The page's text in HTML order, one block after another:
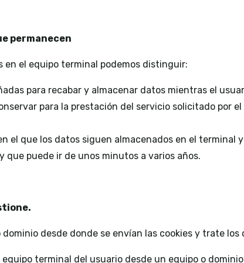
permanecen
en el equipo terminal podemos distinguir:
para recabar y almacenar datos mientras el
para la prestación del servicio solicitado por
el que los datos siguen almacenados en el
que puede ir de unos minutos a varios años.
desde donde se envían las cookies y trate
terminal del usuario desde un equipo o